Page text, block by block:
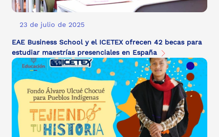
23 de julio de 2025
EAE Business School y el ICETEX ofrecen 42 becas para
estudiar maestrías presenciales en España